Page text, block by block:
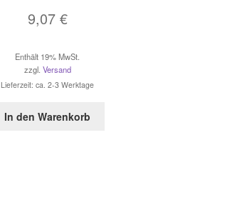
9,07 €
Enthält 19% MwSt.
zzgl. Versand
Lieferzeit: ca. 2-3 Werktage
In den Warenkorb